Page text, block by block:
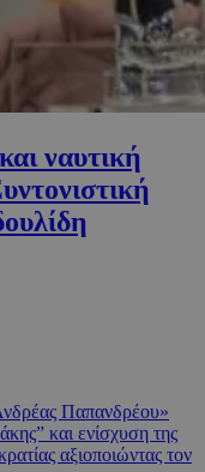
ναυτική
Παπανδρέου»
και ενίσχυση της
αξιοποιώντας τον